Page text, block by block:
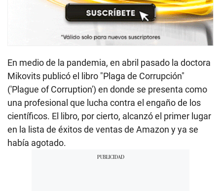
En medio de la pandemia, en abril pasado la doctora
Mikovits publicó el libro "Plaga de Corrupción"
('Plague of Corruption') en donde se presenta como
una profesional que lucha contra el engaño de los
científicos. El libro, por cierto, alcanzó el primer lugar
en la lista de éxitos de ventas de Amazon y ya se
había agotado.